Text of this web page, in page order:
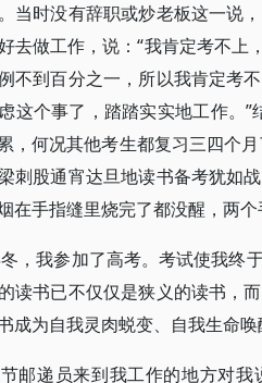
当时没有辞职或炒老板这一说
去做工作，说：“我肯定考不
不到百分之一，所以我肯定考
这个事了，踏踏实实地工作。
，何况其他考生都复习三四个
刺股通宵达旦地读书备考犹如
在手指缝里烧完了都没醒，两个
，我参加了高考。考试使我终
读书已不仅仅是狭义的读书，
成为自我灵肉蜕变、自我生命唤
邮递员来到我工作的地方对